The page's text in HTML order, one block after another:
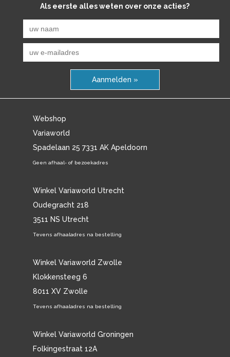
Als eerste alles weten over onze acties?
Aanmelden »
Webshop
Variaworld
Spadelaan 25 7331 AK Apeldoorn
Geen afhaal- of bezoekadres
Winkel Variaworld Utrecht
Oudegracht 218
3511 NS Utrecht
Tevens afhaaladres na bestelling
Winkel Variaworld Zwolle
Klokkensteeg 6
8011 XV Zwolle
Tevens afhaaladres na bestelling
Winkel Variaworld Groningen
Folkingestraat 12A